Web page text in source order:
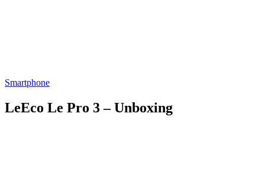
Smartphone
LeEco Le Pro 3 – Unboxing